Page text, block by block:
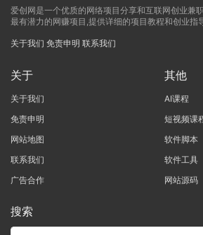
爱创网是一个优质的网络项目分享和互联网创业兼
最有潜力的网赚项目,提供详细的项目教程和创业指
关于我们 免责申明 联系我们
关于
关于我们
免责申明
网站地图
联系我们
广告合作
其他
AI课程
短视频课
软件脚本
软件工具
网站源码
搜索